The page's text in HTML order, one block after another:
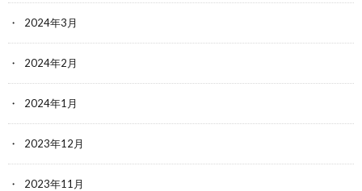
2024年3月
2024年2月
2024年1月
2023年12月
2023年11月